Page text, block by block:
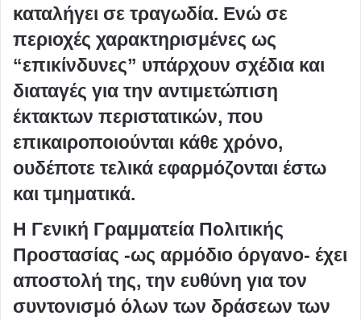
καταλήγει σε τραγωδία. Ενώ σε
περιοχές χαρακτηρισμένες ως
“επικίνδυνες” υπάρχουν σχέδια και
διαταγές για την αντιμετώπιση
έκτακτων περιστατικών, που
επικαιροποιούνται κάθε χρόνο,
ουδέποτε τελικά εφαρμόζονται έστω
και τμηματικά.
H Γενική Γραμματεία Πολιτικής
Προστασίας -ως αρμόδιο όργανο- έχει
αποστολή της, την ευθύνη για τον
συντονισμό όλων των δράσεων των